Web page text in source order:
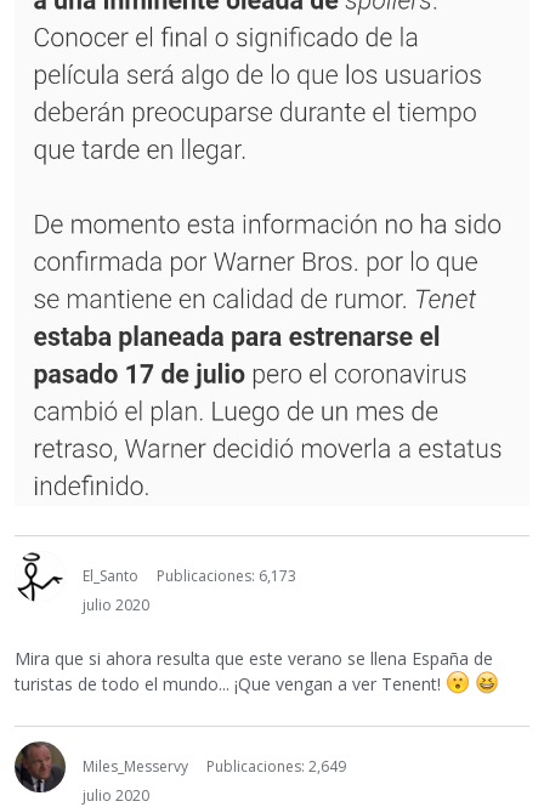
El_Santo
Publicaciones: 6,173
julio 2020
Mira que si ahora resulta que este verano se llena España de
turistas de todo el mundo... ¡Que vengan a ver Tenent!
Miles_Messervy
Publicaciones: 2,649
julio 2020